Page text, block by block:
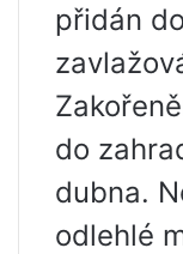
přidán
do
dubna.
odlehlé